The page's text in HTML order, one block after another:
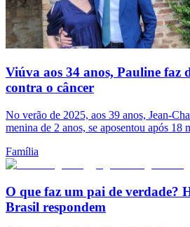
Viúva aos 34 anos, Pauline faz
contra o câncer
No verão de 2025, aos 39 anos, Jean-
menina de 2 anos, se aposentou após 18
Família
O que faz um pai de verdade?
Brasil respondem